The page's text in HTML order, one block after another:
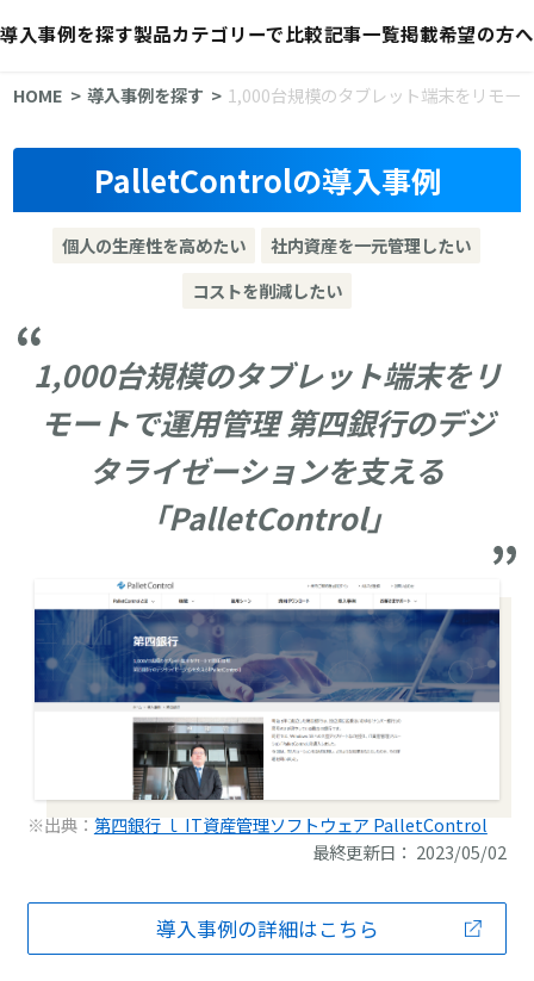
導入事例を探す製品カテゴリーで比較記事一覧掲載希望の方へ
HOME 導入事例を探す 1,000台規模のタブレット端末をリモ
PalletControlの導入事例
個人の生産性を高めたい
社内資産を一元管理したい
コストを削減したい
1,000台規模のタブレット端末をリ
モートで運用管理 第四銀行のデジ
タライゼーションを支える
「PalletControl」
※出典： 第四銀行 ｌ IT資産管理ソフトウェア PalletControl
最終更新日： 2023/05/02
導入事例の詳細はこちら